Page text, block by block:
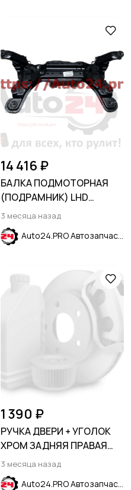
14 416 ₽
БАЛКА ПОДМОТОРНАЯ
(ПОДРАМНИК) LHD
HYUNDAI MATRIX 2001-2010
3 месяца назад
Auto24.PRO Автозапчасти
1 390 ₽
РУЧКА ДВЕРИ + УГОЛОК
ХРОМ ЗАДНЯЯ ПРАВАЯ
HYUNDAI ELANTRA AD 2015-
2019
3 месяца назад
Auto24.PRO Автозапчасти